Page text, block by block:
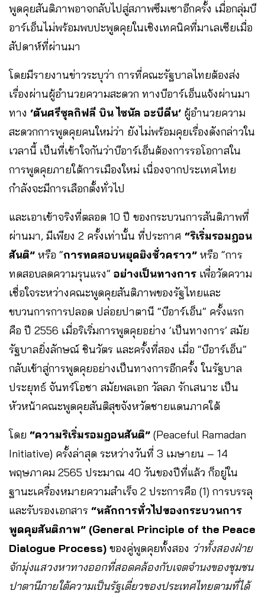
พูดคุยสันติภาพอาจกลับไปสู่สภาพซึมเซาอีกครั้ง เมื่อกลุ่มบี
อาร์เอ็นไม่พร้อมพบปะพูดคุยในเชิงเทคนิคที่มาเลเซียเมื่อ
สัปดาห์ที่ผ่านมา
โดยมีรายงานข่าวระบุว่า การที่คณะรัฐบาลไทยต้องส่ง
เรื่องผ่านผู้อำนวยความสะดวก ทางบีอาร์เอ็นแจ้งผ่านมา
ทาง ‘ตันศรีซุลกิฟลี บิน ไซนัล อะบีดีน’ ผู้อำนวยความ
สะดวกการพูดคุยคนใหม่ว่า ยังไม่พร้อมคุยเรื่องดังกล่าวใน
เวลานี้ เป็นที่เข้าใจกันว่าบีอาร์เอ็นต้องการรอโอกาสใน
การพูดคุยภายใต้การเมืองใหม่ เนื่องจากประเทศไทย
กำลังจะมีการเลือกตั้งทั่วไป
และเอาเข้าจริงที่ตลอด 10 ปี ของกระบวนการสันติภาพที่
ผ่านมา, มีเพียง 2 ครั้งเท่านั้น ที่ประกาศ “ริเริ่มรอมฎอน
สันติ” หรือ “การทดสอบหยุดยิงชั่วคราว” หรือ “การ
ทดสอบลดความรุนแรง” อย่างเป็นทางการ เพื่อวัดความ
เชื่อใจระหว่างคณะพูดคุยสันติภาพของรัฐไทยและ
ขบวนการการปลอด ปล่อยปาตานี “บีอาร์เอ็น” ครั้งแรก
คือ ปี 2556 เมื่อริเริ่มการพูดคุยอย่าง ‘เป็นทางการ’ สมัย
รัฐบาลยิ่งลักษณ์ ชินวัตร และครั้งที่สอง เมื่อ “บีอาร์เอ็น”
กลับเข้าสู่การพูดคุยอย่างเป็นทางการอีกครั้ง ในรัฐบาล
ประยุทธ์ จันทร์โอชา สมัยพลเอก วัลลภ รักเสนาะ เป็น
หัวหน้าคณะพูดคุยสันติสุขจังหวัดชายแดนภาคใต้
โดย “ความริเริ่มรอมฎอนสันติ” (Peaceful Ramadan
Initiative) ครั้งล่าสุด ระหว่างวันที่ 3 เมษายน – 14
พฤษภาคม 2565 ประมาณ 40 วันของปีที่แล้ว ก็อยู่ใน
ฐานะเครื่องหมายความสำเร็จ 2 ประการคือ (1) การบรรลุ
และรับรองเอกสาร “หลักการทั่วไปของกระบวนการ
พูดคุยสันติภาพ” (General Principle of the Peace
Dialogue Process) ของคู่พูดคุยทั้งสอง ว่าทั้งสองฝ่าย
จักมุ่งแสวงหาทางออกที่สอดคล้องกับเจตจำนงของชุมชน
ปาตานีภายใต้ความเป็นรัฐเดี่ยวของประเทศไทยตามที่ได้